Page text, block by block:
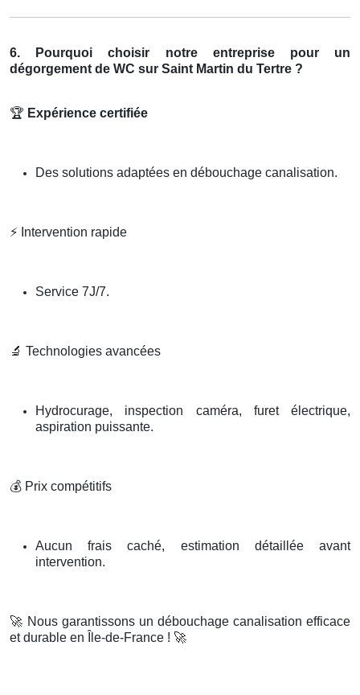
6. Pourquoi choisir notre entreprise pour un
dégorgement de WC sur Saint Martin du Tertre ?
🏆 Expérience certifiée
Des solutions adaptées en débouchage canalisation.
⚡ Intervention rapide
Service 7J/7.
🔬 Technologies avancées
Hydrocurage, inspection caméra, furet électrique,
aspiration puissante.
💰 Prix compétitifs
Aucun frais caché, estimation détaillée avant
intervention.
🚀 Nous garantissons un débouchage canalisation efficace
et durable en Île-de-France ! 🚀